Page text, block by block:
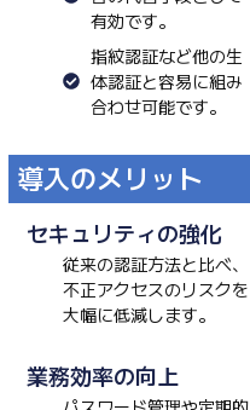
有効です。
指紋認証など他の生
体認証と容易に組み
合わせ可能です。
導入のメリット
セキュリティの強化
従来の認証方法と比べ、
不正アクセスのリスクを
大幅に低減します。
業務効率の向上